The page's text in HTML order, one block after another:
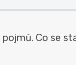
Co se